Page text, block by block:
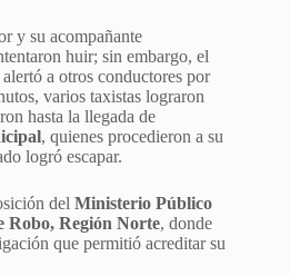
y su acompañante
huir; sin embargo, el
a otros conductores por
varios taxistas lograron
hasta la llegada de
, quienes procedieron a su
logró escapar.
del Ministerio Público
Robo, Región Norte, donde
que permitió acreditar su